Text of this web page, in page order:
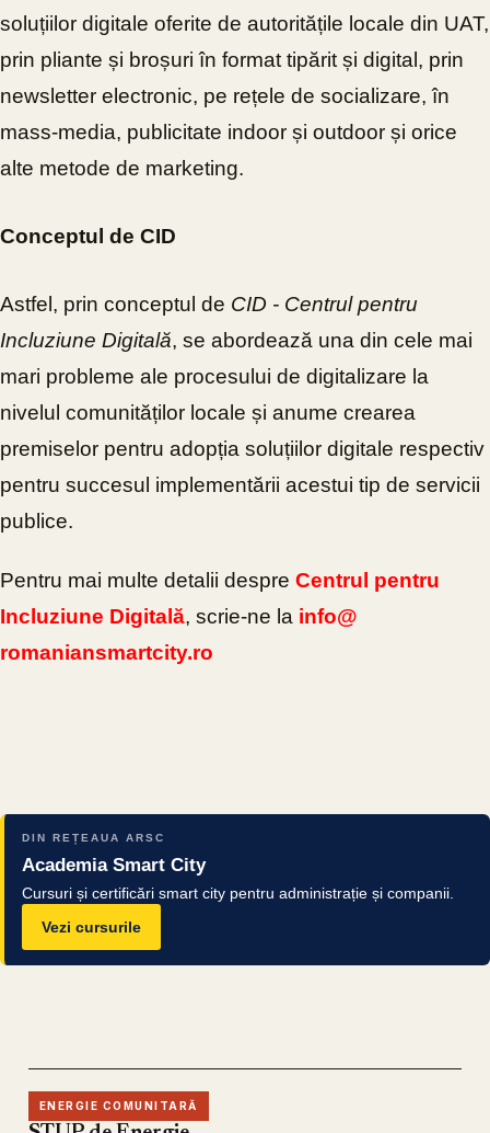
soluțiilor digitale oferite de autoritățile locale din UAT,
prin pliante și broșuri în format tipărit și digital, prin
newsletter electronic, pe rețele de socializare, în
mass-media, publicitate indoor și outdoor și orice
alte metode de marketing.
Conceptul de CID
Astfel, prin conceptul de CID - Centrul pentru
Incluziune Digitală, se abordează una din cele mai
mari probleme ale procesului de digitalizare la
nivelul comunităților locale și anume crearea
premiselor pentru adopția soluțiilor digitale respectiv
pentru succesul implementării acestui tip de servicii
publice.
Pentru mai multe detalii despre Centrul pentru
Incluziune Digitală, scrie-ne la info@
romaniansmartcity.ro
DIN REȚEAUA ARSC
Academia Smart City
Cursuri și certificări smart city pentru administrație și companii.
Vezi cursurile
ENERGIE COMUNITARĂ